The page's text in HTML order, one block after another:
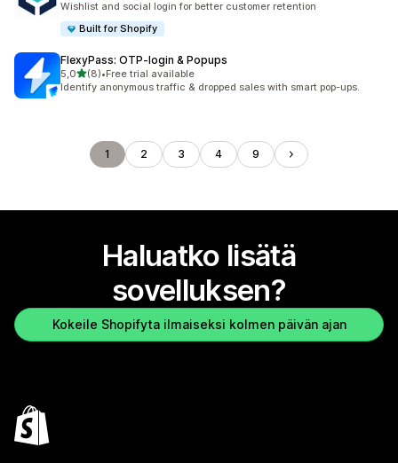
Wishlist and social login for better customer retention
Built for Shopify
FlexyPass: OTP‑login & Popups
5,0/ 5 tähteä
(8)
8 arvostelua yhteensä
•Free trial available
Identify anonymous traffic & dropped sales with smart pop-ups.
1 2 3 4 9
Haluatko lisätä
sovelluksen?
Kokeile Shopifyta ilmaiseksi kolmen päivän ajan